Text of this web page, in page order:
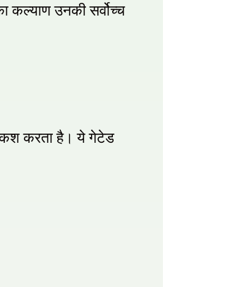
कल्याण उनकी सर्वोच्च
करता है। ये गेटेड